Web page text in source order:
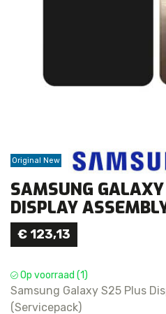
Original New
SAMSUNG
DISPLAY
€ 123,13
Op voorraad (1)
Samsung Galaxy S25 Plus
(Servicepack)